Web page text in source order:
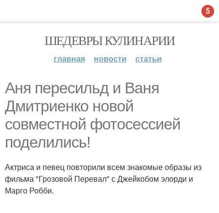
ШЕДЕВРЫ КУЛИНАРИИ
главная новости статьи
Аня пересильд и Ваня
Дмитриенко новой
совместной фотосессией
поделились!
Актриса и певец повторили всем знакомые образы из
фильма "Грозовой Перевал" с Джейкобом элорди и
Марго Робби.
5